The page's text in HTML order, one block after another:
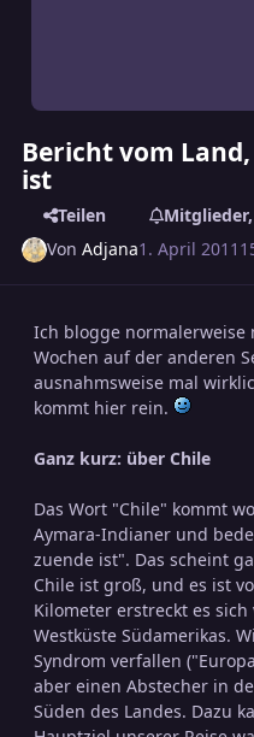
Bericht vom
ist
Teilen
VonAdjana1. April 2011
Ich blogge
Wochen auf der anderen
ausnahmsweise mal
kommt hier rein.
Ganz kurz: über Chile
Das Wort "Chile" kommt
Aymara-Indianer und
zuende ist". Das scheint
Chile ist groß, und es ist
Kilometer erstreckt es
Westküste Südamerikas.
Syndrom verfallen
aber einen Abstecher in
Süden des Landes. Dazu